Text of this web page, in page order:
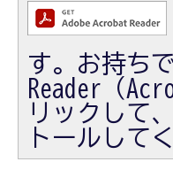
す。お持ち
Reader（
リックして
トールして